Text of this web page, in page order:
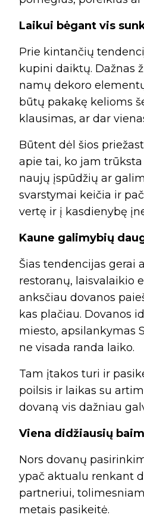
Laikui bėgant vis
Prie kintančių
kupini daiktų. Dažnas
namų dekoro
būtų pakakę kelioms
klausimas, ar dar
Būtent dėl šios
apie tai, ko jam
naujų įspūdžių ar
svarstymai keičia ir
vertę ir į kasdienybę
Kaune galimybių
Šias tendencijas gerai
restoranų, laisvalaikio
anksčiau dovanos
kas plačiau. Dovanos
miesto, apsilankymas
ne visada randa laiko.
Tam įtakos turi ir
poilsis ir laikas su
dovaną vis dažniau
Viena didžiausių
Nors dovanų
ypač aktualu renkant
partneriui,
metais pasikeitė.